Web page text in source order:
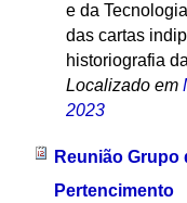
e da
das cartas
historiografia
Localizado em
2023
Reunião Grupo
Pertencimento